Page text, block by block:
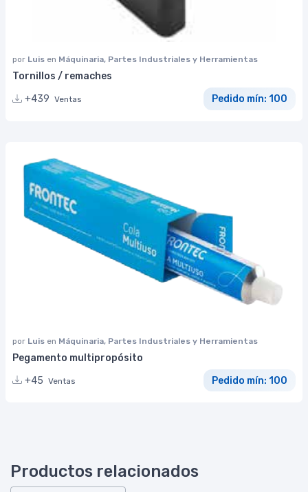
por Luis en Máquinaria, Partes Industriales y Herramientas
Tornillos / remaches
+439 Ventas Pedido mín: 100
por Luis en Máquinaria, Partes Industriales y Herramientas
Pegamento multipropósito
+45 Ventas Pedido mín: 100
Productos relacionados